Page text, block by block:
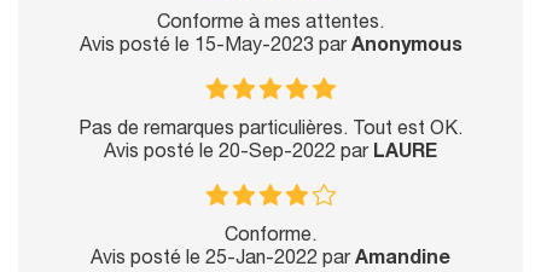
Conforme à mes attentes.
Avis posté le 15-May-2023 parAnonymous
Pas de remarques particulières. Tout est OK.
Avis posté le 20-Sep-2022 par LAURE
Conforme.
Avis posté le 25-Jan-2022 parAmandine